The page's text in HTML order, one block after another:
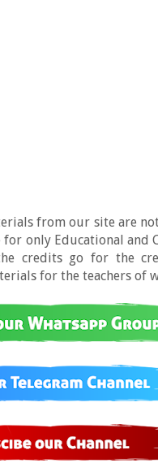
from our site are
for only Educational and
credits go for the
for the teachers of